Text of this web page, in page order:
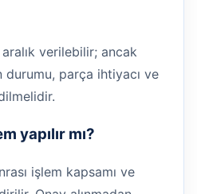
verilebilir; ancak
durumu, parça ihtiyacı ve
yapılır mı?
işlem kapsamı ve